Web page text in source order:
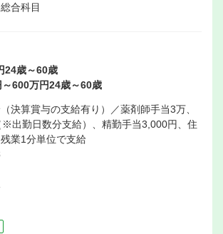
合科目
24歳～60歳
～600万円24歳～60歳
決算賞与の支給有り）／薬剤師手当3万、
出勤日数分支給）、精勤手当3,000円、住
業1分単位で支給